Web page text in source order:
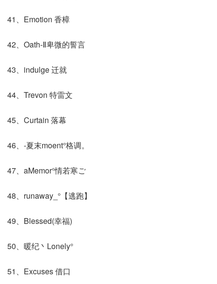
41、Emotion 香樟
42、Oath-Ⅱ卑微的誓言
43、indulge 迁就
44、Trevon 特雷文
45、Curtain 落幕
46、-夏末moent°格调。
47、aMemor°情若寒ご
48、runaway_°【逃跑】
49、Blessed(幸福)
50、暖纪丶Lonely°
51、Excuses 借口